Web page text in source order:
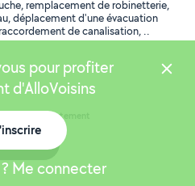
remplacement de robinetterie,
déplacement d'une évacuation
de canalisation, ..
même département
pour profiter
d'AlloVoisins
Me connecter